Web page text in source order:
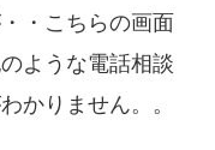
・こちらの画面
ような電話相談
かりません。。